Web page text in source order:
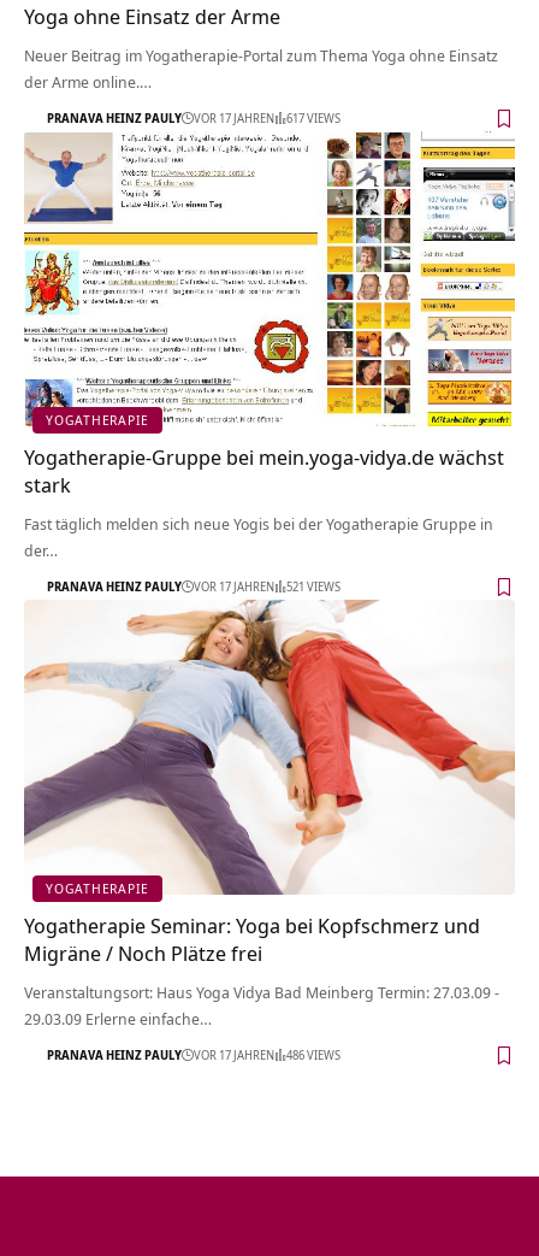
Yoga ohne Einsatz der Arme
Neuer Beitrag im Yogatherapie-Portal zum Thema Yoga ohne Einsatz
der Arme online.…
PRANAVA HEINZ PAULY VOR 17 JAHREN 617 VIEWS
YOGATHERAPIE
Yogatherapie-Gruppe bei mein.yoga-vidya.de wächst
stark
Fast täglich melden sich neue Yogis bei der Yogatherapie Gruppe in
der…
PRANAVA HEINZ PAULY VOR 17 JAHREN 521 VIEWS
YOGATHERAPIE
Yogatherapie Seminar: Yoga bei Kopfschmerz und
Migräne / Noch Plätze frei
Veranstaltungsort: Haus Yoga Vidya Bad Meinberg Termin: 27.03.09 -
29.03.09 Erlerne einfache…
PRANAVA HEINZ PAULY VOR 17 JAHREN 486 VIEWS